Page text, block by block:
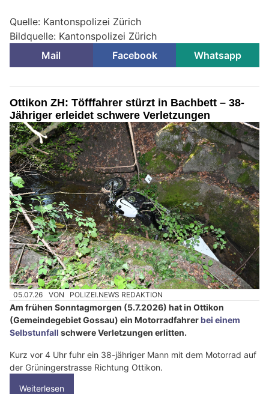
Quelle: Kantonspolizei Zürich
Bildquelle: Kantonspolizei Zürich
Mail
Facebook Whatsapp
Ottikon ZH: Töfffahrer stürzt in Bachbett – 38-
Jähriger erleidet schwere Verletzungen
05.07.26 VON POLIZEI.NEWS REDAKTION
Am frühen Sonntagmorgen (5.7.2026) hat in Ottikon
(Gemeindegebiet Gossau) ein Motorradfahrer bei einem
Selbstunfall schwere Verletzungen erlitten.
Kurz vor 4 Uhr fuhr ein 38-jähriger Mann mit dem Motorrad auf
der Grüningerstrasse Richtung Ottikon.
Weiterlesen